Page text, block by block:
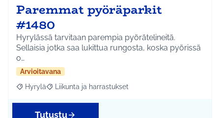
Paremmat pyöräparkit
#1480
Hyrylässä tarvitaan parempia pyörätelineitä.
Sellaisia jotka saa lukittua rungosta, koska pyörissä
o…
Arvioitavana
Rajaa tulokset aihepiirin mukaan: Hyrylä
Hyrylä Rajaa tulokset teeman mukaan: Liikunta ja
Liikunta ja harrastukset
Tutustu